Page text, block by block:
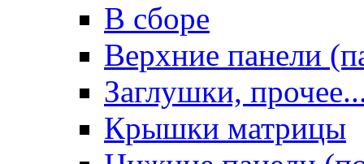
В сборе
Верхние панели
Заглушки,
Крышки матрицы